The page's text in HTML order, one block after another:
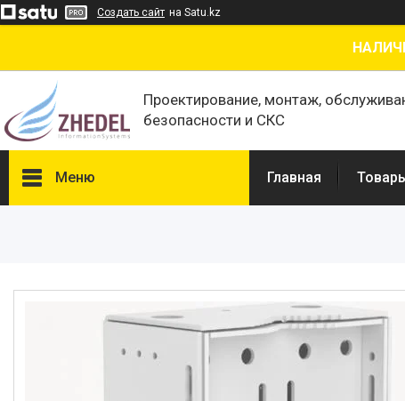
Создать сайт на Satu.kz
Проектирование, монтаж,
безопасности и СКС
Меню
Сертификаты
Главная